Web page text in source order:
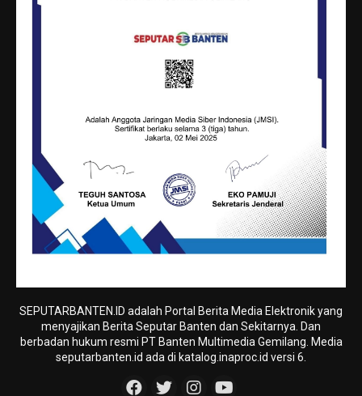
SEPUTARBANTEN.ID adalah Portal Berita Media Elektronik yang
menyajikan Berita Seputar Banten dan Sekitarnya. Dan
berbadan hukum resmi PT Banten Multimedia Gemilang. Media
seputarbanten.id ada di katalog.inaproc.id versi 6.